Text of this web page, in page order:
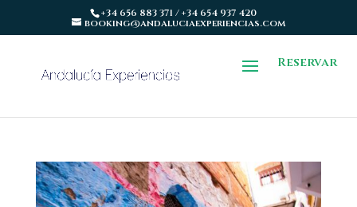
+34 656 883 371 / +34 654 937 420
booking@andaluciaexperiencias.com
Reservar